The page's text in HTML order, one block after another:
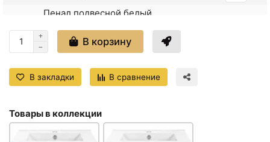
Пенал подвесной белый
2M170GW-L
Пенал подвесной белый
глянец R Vincea Mia VSC-
2M170GW-R
₽
В корзину
В закладки В сравнение
Товары в коллекции